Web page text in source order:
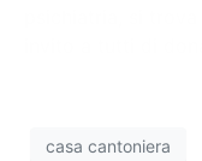
casa cantoniera